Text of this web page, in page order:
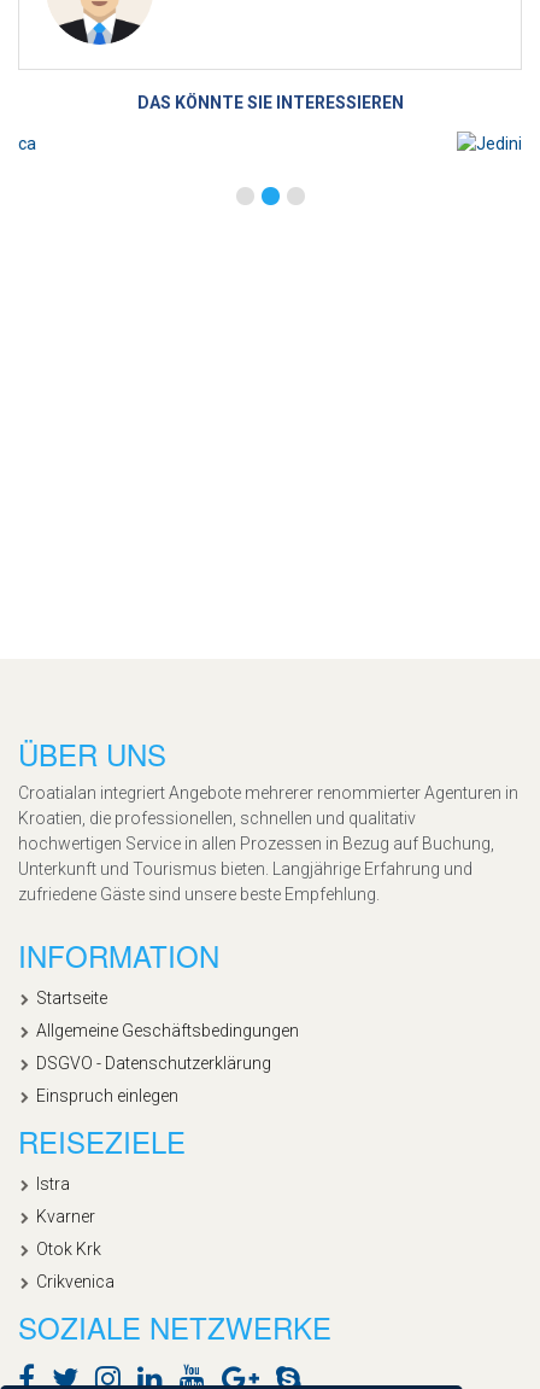
DAS KÖNNTE SIE INTERESSIEREN
ÜBER UNS
Croatialan integriert Angebote mehrerer renommierter Agenturen in
Kroatien, die professionellen, schnellen und qualitativ
hochwertigen Service in allen Prozessen in Bezug auf Buchung,
Unterkunft und Tourismus bieten. Langjährige Erfahrung und
zufriedene Gäste sind unsere beste Empfehlung.
INFORMATION
Startseite
Allgemeine Geschäftsbedingungen
DSGVO - Datenschutzerklärung
Einspruch einlegen
REISEZIELE
Istra
Kvarner
Otok Krk
Crikvenica
SOZIALE NETZWERKE